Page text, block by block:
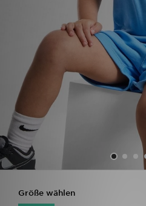
Größe wählen
Mein JD
Hilfe & Kontakt
Geschenkgutschein
Studenten
Blog